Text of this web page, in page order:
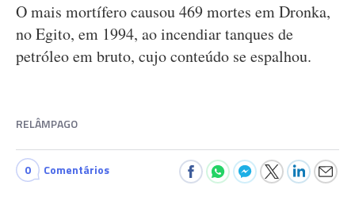
O mais mortífero causou 469 mortes em Dronka,
no Egito, em 1994, ao incendiar tanques de
petróleo em bruto, cujo conteúdo se espalhou.
RELÂMPAGO
0 Comentários